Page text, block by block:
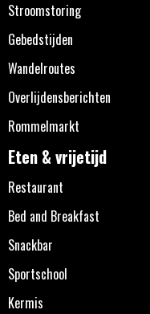
Stroomstoring
Gebedstijden
Wandelroutes
Overlijdensberichten
Rommelmarkt
Eten & vrijetijd
Restaurant
Bed and Breakfast
Snackbar
Sportschool
Kermis